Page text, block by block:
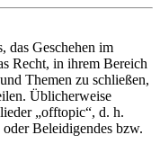
das Geschehen im
Recht, in ihrem Bereich
Themen zu schließen,
Üblicherweise
„offtopic“, d. h.
Beleidigendes bzw.